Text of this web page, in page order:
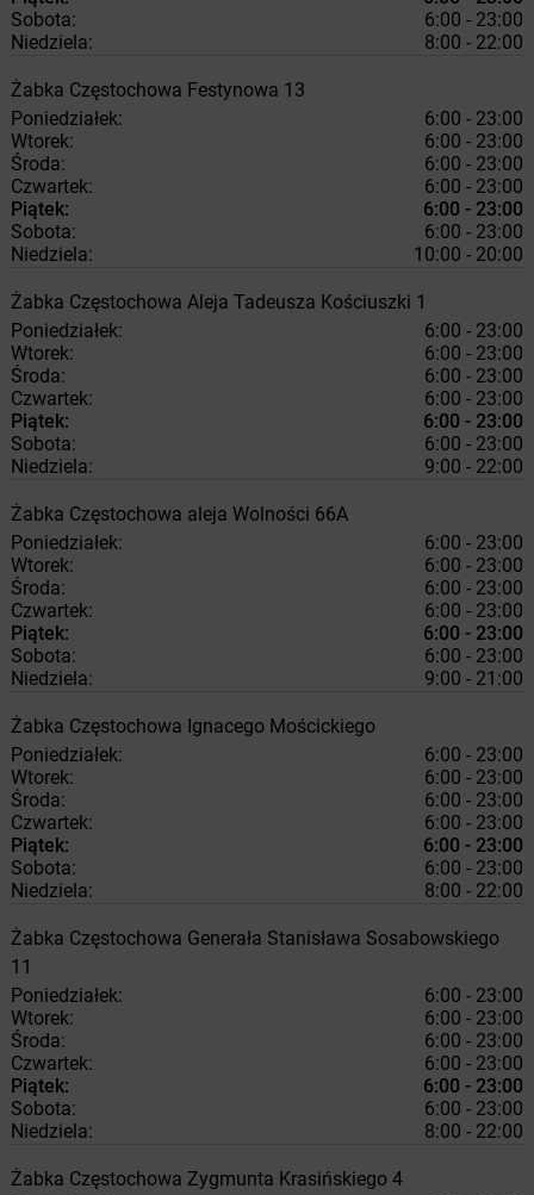
Sobota:
6:00 - 23:00
Niedziela:
8:00 - 22:00
Żabka Częstochowa Festynowa 13
Poniedziałek:
6:00 - 23:00
Wtorek:
6:00 - 23:00
Środa:
6:00 - 23:00
Czwartek:
6:00 - 23:00
Piątek:
6:00 - 23:00
Sobota:
6:00 - 23:00
Niedziela:
10:00 - 20:00
Żabka Częstochowa Aleja Tadeusza Kościuszki 1
Poniedziałek:
6:00 - 23:00
Wtorek:
6:00 - 23:00
Środa:
6:00 - 23:00
Czwartek:
6:00 - 23:00
Piątek:
6:00 - 23:00
Sobota:
6:00 - 23:00
Niedziela:
9:00 - 22:00
Żabka Częstochowa aleja Wolności 66A
Poniedziałek:
6:00 - 23:00
Wtorek:
6:00 - 23:00
Środa:
6:00 - 23:00
Czwartek:
6:00 - 23:00
Piątek:
6:00 - 23:00
Sobota:
6:00 - 23:00
Niedziela:
9:00 - 21:00
Żabka Częstochowa Ignacego Mościckiego
Poniedziałek:
6:00 - 23:00
Wtorek:
6:00 - 23:00
Środa:
6:00 - 23:00
Czwartek:
6:00 - 23:00
Piątek:
6:00 - 23:00
Sobota:
6:00 - 23:00
Niedziela:
8:00 - 22:00
Żabka Częstochowa Generała Stanisława Sosabowskiego
11
Poniedziałek:
6:00 - 23:00
Wtorek:
6:00 - 23:00
Środa:
6:00 - 23:00
Czwartek:
6:00 - 23:00
Piątek:
6:00 - 23:00
Sobota:
6:00 - 23:00
Niedziela:
8:00 - 22:00
Żabka Częstochowa Zygmunta Krasińskiego 4